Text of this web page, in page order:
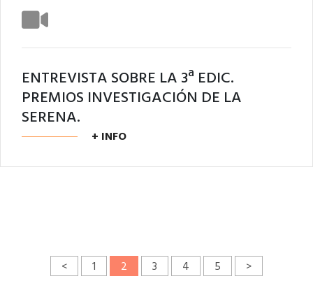
ENTREVISTA SOBRE LA 3ª EDIC.
PREMIOS INVESTIGACIÓN DE LA
SERENA.
+ INFO
< 1 2 3 4 5 >